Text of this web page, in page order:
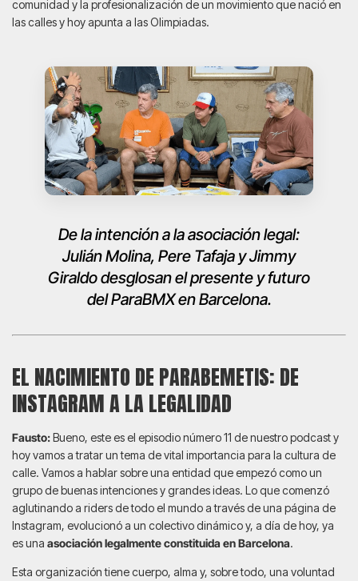
comunidad y la profesionalización de un movimiento que nació en
las calles y hoy apunta a las Olimpiadas.
De la intención a la asociación legal:
Julián Molina, Pere Tafaja y Jimmy
Giraldo desglosan el presente y futuro
del ParaBMX en Barcelona.
EL NACIMIENTO DE PARABEMETIS: DE
INSTAGRAM A LA LEGALIDAD
Fausto:Bueno, este es el episodio número 11 de nuestro podcast y
hoy vamos a tratar un tema de vital importancia para la cultura de
calle. Vamos a hablar sobre una entidad que empezó como un
grupo de buenas intenciones y grandes ideas. Lo que comenzó
aglutinando a riders de todo el mundo a través de una página de
Instagram, evolucionó a un colectivo dinámico y, a día de hoy, ya
es una asociación legalmente constituida en Barcelona.
Esta organización tiene cuerpo, alma y, sobre todo, una voluntad